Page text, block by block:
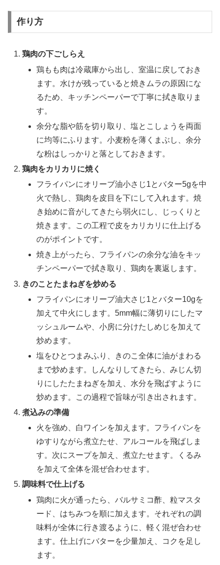
作り方
鶏肉の下ごしらえ
鶏もも肉は冷蔵庫から出し、室温に戻しておき
ます。水けが残っていると焼きムラの原因にな
るため、キッチンペーパーで丁寧に拭き取りま
す。
余分な脂や筋を切り取り、塩とこしょうを両面
に均等にふります。小麦粉を薄くまぶし、余分
な粉はしっかりと落としておきます。
鶏肉をカリカリに焼く
フライパンにオリーブ油小さじ1とバター5gを中
火で熱し、鶏肉を皮目を下にして入れます。焼
き始めに音がしてきたら弱火にし、じっくりと
焼きます。この工程で皮をカリカリに仕上げる
のがポイントです。
焼き上がったら、フライパンの余分な油をキッ
チンペーパーで拭き取り、鶏肉を裏返します。
きのことたまねぎを炒める
フライパンにオリーブ油大さじ1とバター10gを
加えて中火にします。5mm幅に薄切りにしたマ
ッシュルームや、小房に分けたしめじを加えて
炒めます。
塩をひとつまみふり、きのこ全体に油がまわる
まで炒めます。しんなりしてきたら、みじん切
りにしたたまねぎを加え、水分を飛ばすように
炒めます。この過程で旨味が引き出されます。
煮込みの準備
火を強め、白ワインを加えます。フライパンを
ゆすりながら煮立たせ、アルコールを飛ばしま
す。次にスープを加え、煮立たせます。くるみ
を加えて全体を混ぜ合わせます。
調味料で仕上げる
鶏肉に火が通ったら、バルサミコ酢、粒マスタ
ード、はちみつを順に加えます。それぞれの調
味料が全体に行き渡るように、軽く混ぜ合わせ
ます。仕上げにバターを少量加え、コクを足し
ます。